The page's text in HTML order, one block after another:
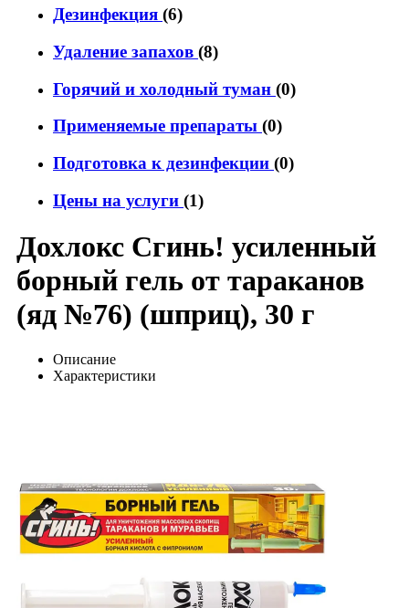
Дезинфекция (6)
Удаление запахов (8)
Горячий и холодный туман (0)
Применяемые препараты (0)
Подготовка к дезинфекции (0)
Цены на услуги (1)
Дохлокс Сгинь! усиленный
борный гель от тараканов
(яд №76) (шприц), 30 г
Описание
Характеристики